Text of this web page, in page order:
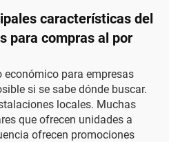
características del
para compras al por
para empresas
si se sabe dónde buscar.
locales. Muchas
que ofrecen unidades a
ofrecen promociones